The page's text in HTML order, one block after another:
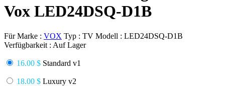
Vox LED24DSQ-D1B
Für Marke : VOX Typ : TV Modell : LED24DSQ-D1B
Verfügbarkeit : Auf Lager
16.00 $ Standard v1
18.00 $ Luxury v2